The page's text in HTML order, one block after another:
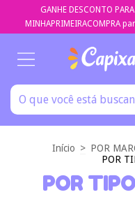
GANHE DESCONTO
MINHAPRIMEIRACOMPRA
Início > POR
POR
POR